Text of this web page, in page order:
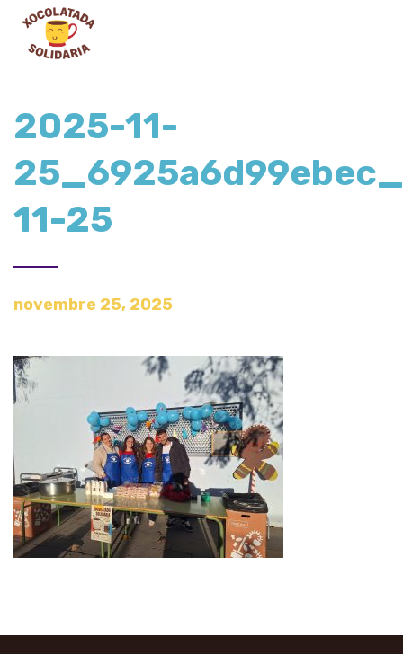
2025-11-
11-25
novembre 25, 2025